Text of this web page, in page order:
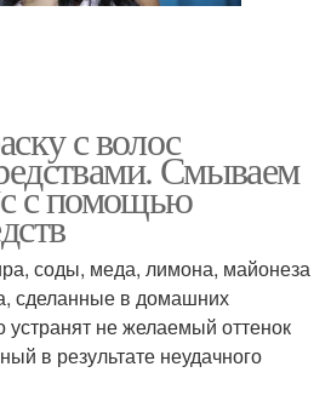
с волос
Смываем
с помощью
соды, меда, лимона, майонеза
сделанные в домашних
не желаемый оттенок
в результате неудачного